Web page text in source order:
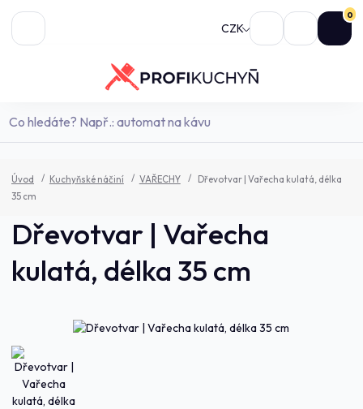
CZK
0
Úvod Kuchyňské náčiní VAŘECHY
Dřevotvar | Vařecha kulatá, délka
35 cm
Dřevotvar | Vařecha
kulatá, délka 35 cm